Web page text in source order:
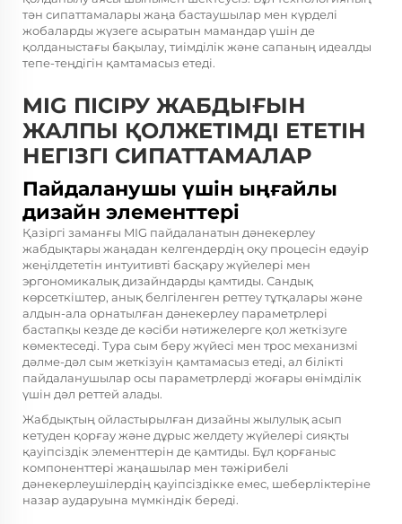
тән сипаттамалары жаңа бастаушылар мен күрделі
жобаларды жүзеге асыратын мамандар үшін де
қолданыстағы бақылау, тиімділік және сапаның идеалды
тепе-теңдігін қамтамасыз етеді.
MIG ПІСІРУ ЖАБДЫҒЫН
ЖАЛПЫ ҚОЛЖЕТІМДІ ЕТЕТІН
НЕГІЗГІ СИПАТТАМАЛАР
Пайдаланушы үшін ыңғайлы
дизайн элементтері
Қазіргі заманғы MIG пайдаланатын дәнекерлеу
жабдықтары жаңадан келгендердің оқу процесін едәуір
жеңілдететін интуитивті басқару жүйелері мен
эргономикалық дизайндарды қамтиды. Сандық
көрсеткіштер, анық белгіленген реттеу тұтқалары және
алдын-ала орнатылған дәнекерлеу параметрлері
бастапқы кезде де кәсіби нәтижелерге қол жеткізуге
көмектеседі. Тура сым беру жүйесі мен трос механизмі
дәлме-дәл сым жеткізуін қамтамасыз етеді, ал білікті
пайдаланушылар осы параметрлерді жоғары өнімділік
үшін дәл реттей алады.
Жабдықтың ойластырылған дизайны жылулық асып
кетуден қорғау және дұрыс желдету жүйелері сияқты
қауіпсіздік элементтерін де қамтиды. Бұл қорғаныс
компоненттері жаңашылар мен тәжірибелі
дәнекерлеушілердің қауіпсіздікке емес, шеберліктеріне
назар аударуына мүмкіндік береді.